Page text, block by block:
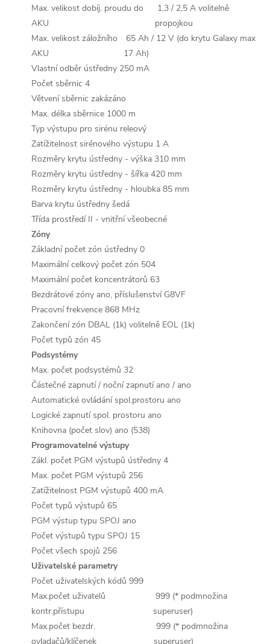
Max. velikost dobíj. proudu do
AKU
1,3 / 2,5 A volitelně
propojkou
Max. velikost záložního
AKU
65 Ah / 12 V (do krytu Galaxy max
17 Ah)
Vlastní odběr ústředny 250 mA
Počet sběrnic 4
Větvení sběrnic zakázáno
Max. délka sběrnice 1000 m
Typ výstupu pro sirénu releový
Zatížitelnost sirénového výstupu 1 A
Rozměry krytu ústředny - výška 310 mm
Rozměry krytu ústředny - šířka 420 mm
Rozměry krytu ústředny - hloubka 85 mm
Barva krytu ústředny šedá
Třída prostředíII - vnitřní všeobecné
Zóny
Základní počet zón ústředny 0
Maximální celkový počet zón 504
Maximální počet koncentrátorů 63
Bezdrátové zóny ano, příslušenství G8VF
Pracovní frekvence 868 MHz
Zakončení zón DBAL (1k) volitelně EOL (1k)
Počet typů zón 45
Podsystémy
Max. počet podsystémů 32
Částečné zapnutí / noční zapnutíano / ano
Automatické ovládání spol.prostoru ano
Logické zapnutí spol. prostoru ano
Knihovna (počet slov) ano (538)
Programovatelné výstupy
Zákl. počet PGM výstupů ústředny 4
Max. počet PGM výstupů 256
Zatížitelnost PGM výstupů 400 mA
Počet typů výstupů 65
PGM výstup typu SPOJ ano
Počet výstupů typu SPOJ 15
Počet všech spojů 256
Uživatelské parametry
Počet uživatelských kódů 999
Max.počet uživatelů
kontr.přístupu
999 (* podmnožina
superuser)
Max.počet bezdr.
ovladačů/klíčenek
999 (* podmnožina
superuser)